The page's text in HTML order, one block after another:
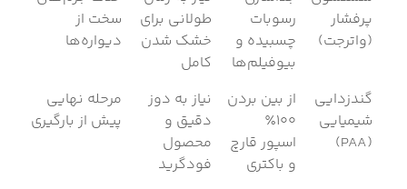
پرفشار
(واترجت)
رسوبات
چسبیده و
بیوفیلم‌ها
طولانی برای
خشک شدن
کامل
سخت از
دیواره‌ها
گندزدایی
شیمیایی
(PAA)
از بین بردن
۱۰۰٪
اسپور قارچ
و باکتری
نیاز به دوز
دقیق و
محصول
فودگرید
مرحله نهایی
پیش از بارگیری